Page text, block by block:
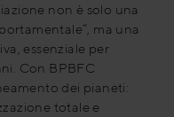
non è solo una
ma una
essenziale per
Con BPBFC
dei pianeti:
totale e